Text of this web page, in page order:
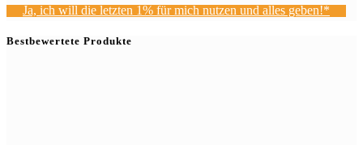
Ja, ich will die letzten 1% für mich nutzen und alles geben!*
Bestbewertete Produkte